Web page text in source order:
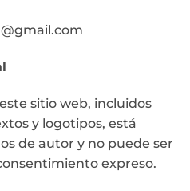
sitio web, incluidos
y logotipos, está
de autor y no puede ser
expreso.